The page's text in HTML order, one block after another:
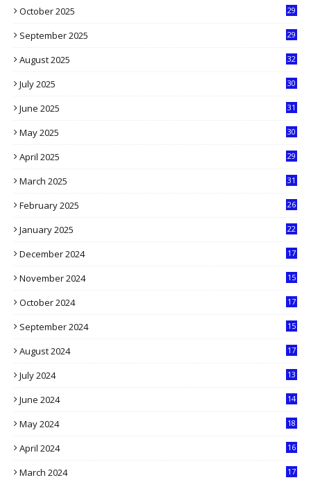
October 2025
29
September 2025
29
August 2025
32
July 2025
30
June 2025
31
May 2025
30
April 2025
29
March 2025
31
February 2025
26
January 2025
22
December 2024
17
November 2024
15
October 2024
17
September 2024
15
August 2024
17
July 2024
13
June 2024
14
May 2024
18
April 2024
16
March 2024
17